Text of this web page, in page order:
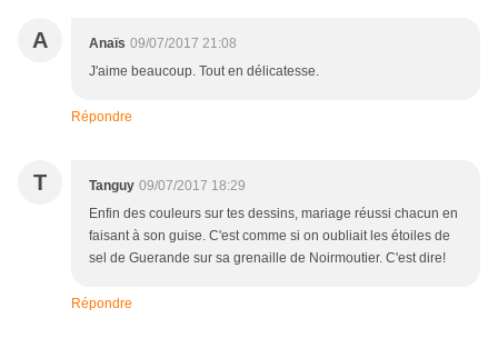
A Anaïs 09/07/2017 21:08
J'aime beaucoup. Tout en délicatesse.
Répondre
T Tanguy 09/07/2017 18:29
Enfin des couleurs sur tes dessins, mariage réussi chacun en
faisant à son guise. C'est comme si on oubliait les étoiles de
sel de Guerande sur sa grenaille de Noirmoutier. C'est dire!
Répondre